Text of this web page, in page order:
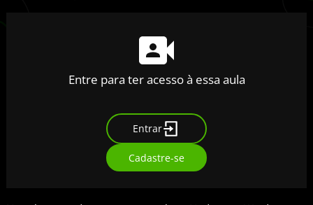
Entre para ter acesso à essa aula
Entrar
Cadastre-se